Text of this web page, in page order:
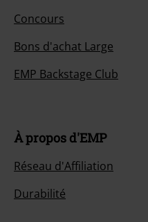
Concours
Bons d'achat Large
EMP Backstage Club
À propos d'EMP
Réseau d'Affiliation
Durabilité